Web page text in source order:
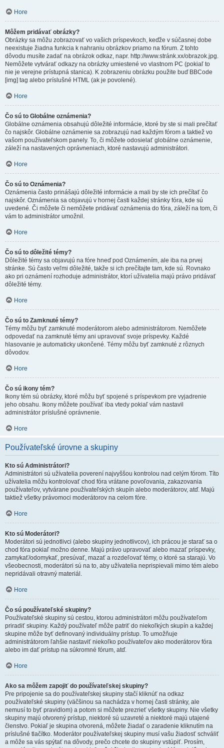
Hore
Môžem pridávať obrázky?
Obrázky sa môžu zobrazovať vo vašich príspevkoch, keďže v súčasnej dobe
neexistuje žiadna funkcia k nahraniu obrázkov priamo na fórum. Z tohto
dôvodu musíte zadať na obrázok odkaz, napr. http://www.stránk.xx/obrazok.jpg.
Nemôžete vytvárať odkazy na obrázky umiestené vo vlastnom PC (pokiaľ to
nie je verejne prístupná stanica). K zobrazeniu obrázku použite buď BBCode
[img] tag alebo príslušné HTML (ak je povolené).
Hore
Čo sú to Globálne oznámenia?
Globálne oznámenia obsahujú dôležité informácie, ktoré by ste si mali prečítať
čo najskôr. Globálne oznámenie sa zobrazujú nad každým fórom a taktiež vo
vašom používateľskom panely. To, či môžete odosielať globálne oznámenie,
záleží na nastavených oprávneniach, ktoré nastavujú administrátori.
Hore
Čo sú to Oznámenia?
Oznámenia často prinášajú dôležité informácie a mali by ste ich prečítať čo
najskôr. Oznámenia sa objavujú v hornej časti každej stránky fóra, kde sú
uvedené. Či môžete či nemôžete pridávať oznámenia do fóra, záleží na tom, či
vám to administrátor umožnil.
Hore
Čo sú to dôležité témy?
Dôležité témy sa objavujú na fóre hneď pod Oznámením, ale iba na prvej
stránke. Sú často veľmi dôležité, takže si ich prečítajte tam, kde sú. Rovnako
ako pri oznámení rozhoduje administrátor, ktorí užívatelia majú právo pridávať
dôležité témy.
Hore
Čo sú to Zamknuté témy?
Témy môžu byť zamknuté moderátorom alebo administrátorom. Nemôžete
odpovedať na zamknuté témy ani upravovať svoje príspevky. Každé
hlasovanie je automaticky ukončené. Témy môžu byť zamknuté z rôznych
dôvodov.
Hore
Čo sú ikony tém?
Ikony tém sú obrázky, ktoré môžu byť spojené s príspevkom pre vyjadrenie
jeho obsahu. Ikony môžete používať iba vtedy pokiaľ vám nastavil
administrátor príslušné oprávnenie.
Hore
Používateľské úrovne a skupiny
Kto sú Administrátori?
Administrátori sú užívatelia poverení najvyššou kontrolou nad celým fórom. Títo
užívatelia môžu kontrolovať chod fóra vrátane povoľovania, zakazovania
používateľov, vytvárane používateľských skupín alebo moderátorov, atď. Majú
taktiež všetky právomoci moderátorov na celom fóre.
Hore
Kto sú Moderátori?
Moderátori sú jednotlivci (alebo skupiny jednotlivcov), ich prácou je starať sa o
chod fóra pokiaľ možno denne. Majú právo upravovať alebo mazať príspevky,
zamykať/odomykať, presúvať, mazať a rozdeľovať témy, o ktoré sa starajú. Vo
všeobecnosti, moderátori sú na to, aby užívatelia neprispievali mimo tém alebo
nepridávali otravný materiál.
Hore
Čo sú používateľské skupiny?
Používateľské skupiny sú cestou, ktorou administrátori môžu používateľom
priradiť skupiny. Každý používateľ môže patriť do niekoľkých skupín a každej
skupine môže byť definovaný individuálny prístup. To umožňuje
administrátorom ľahšie nastaviť niekoľko používateľov ako moderátorov fóra
alebo im dať prístup na súkromné fórum, atď.
Hore
Ako sa môžem zapojiť do používateľskej skupiny?
Pre pripojenie sa do používateľskej skupiny stačí kliknúť na odkaz
používateľské skupiny (väčšinou sa nachádza v hornej časti stránky, ale
nemusí to byť pravidlom) a potom si môžete prezrieť všetky skupiny. Nie všetky
skupiny majú otvorený prístup, niektoré sú uzavreté a niektoré majú utajené
členstvo. Pokiaľ je skupina otvorená, môžete žiadať o zaradenie kliknutím na
príslušné tlačítko. Moderátor používateľskej skupiny musí vašu žiadosť schváliť
a môže sa vás spýtať na dôvody, prečo chcete do skupiny vstúpiť. Prosím,